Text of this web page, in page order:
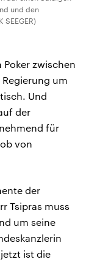
und den
SEEGER)
Poker zwischen
um
Und
der
für
von
der
Tsipras muss
um seine
ist die